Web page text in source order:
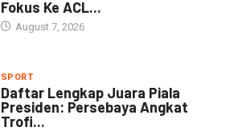
Fokus Ke ACL...
August 7, 2026
SPORT
Daftar Lengkap Juara Piala
Presiden: Persebaya Angkat
Trofi...